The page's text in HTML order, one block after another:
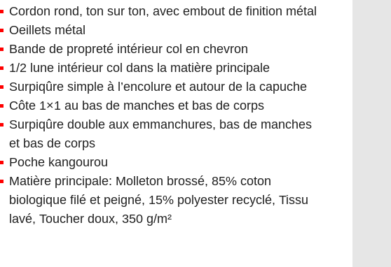
Cordon rond, ton sur ton, avec embout de finition métal
Oeillets métal
Bande de propreté intérieur col en chevron
1/2 lune intérieur col dans la matière principale
Surpiqûre simple à l’encolure et autour de la capuche
Côte 1×1 au bas de manches et bas de corps
Surpiqûre double aux emmanchures, bas de manches
et bas de corps
Poche kangourou
Matière principale: Molleton brossé, 85% coton
biologique filé et peigné, 15% polyester recyclé, Tissu
lavé, Toucher doux, 350 g/m²